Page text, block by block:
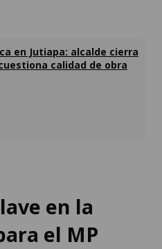
en Jutiapa: alcalde cierra
calidad de obra
en la
el MP